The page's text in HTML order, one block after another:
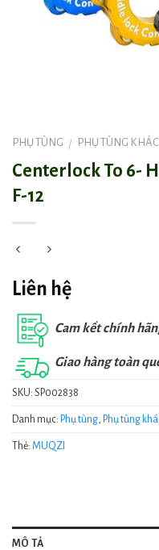
PHỤ TÙNG / PHỤ TÙNG KHÁC
Centerlock To 6-
F-12
Liên hệ
Cam kết chính
Giao hàng toàn
SKU: SP002838
Danh mục: Phụ tùng, Phụ tùng
Thẻ: MUQZI
MÔ TẢ